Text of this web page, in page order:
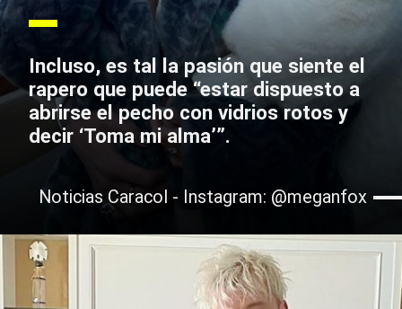
Incluso, es tal la pasión que siente el
rapero que puede “estar dispuesto a
abrirse el pecho con vidrios rotos y
decir ‘Toma mi alma’”.
Noticias Caracol - Instagram: @meganfox